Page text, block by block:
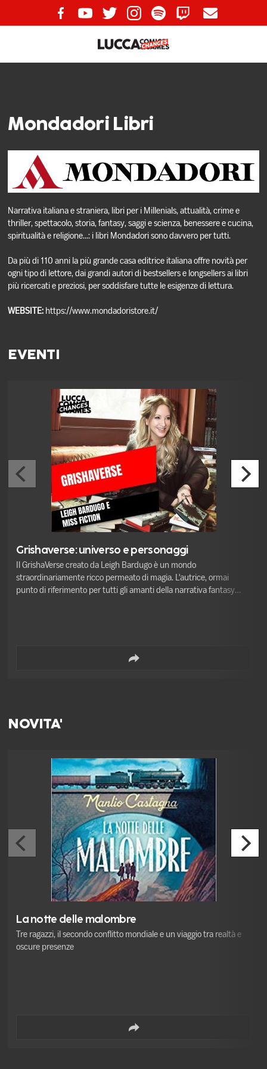
Mondadori Libri
Narrativa italiana e straniera, libri per i Millenials, attualità, crime e
thriller, spettacolo, storia, fantasy, saggi e scienza, benessere e cucina,
spiritualità e religione...: i libri Mondadori sono davvero per tutti.
Da più di 110 anni la più grande casa editrice italiana offre novità per
ogni tipo di lettore, dai grandi autori di bestsellers e longsellers ai libri
più ricercati e preziosi, per soddisfare tutte le esigenze di lettura.
WEBSITE: https://www.mondadoristore.it/
EVENTI
Grishaverse: universo e personaggi
Il GrishaVerse creato da Leigh Bardugo è un mondo
straordinariamente ricco permeato di magia. L'autrice, ormai
punto di riferimento per tutti gli amanti della narrativa fantasy
NOVITA'
La notte delle malombre
Tre ragazzi, il secondo conflitto mondiale e un viaggio tra realtà e
oscure presenze